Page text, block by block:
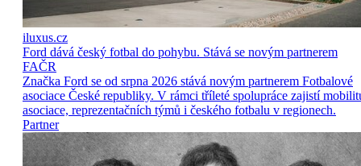
iluxus.cz
Ford dává český fotbal do pohybu. Stává se novým partnerem
FAČR
Značka Ford se od srpna 2026 stává novým partnerem Fotbalové
asociace České republiky. V rámci tříleté spolupráce zajistí
asociace, reprezentačních týmů i českého fotbalu v regionech.
Partner